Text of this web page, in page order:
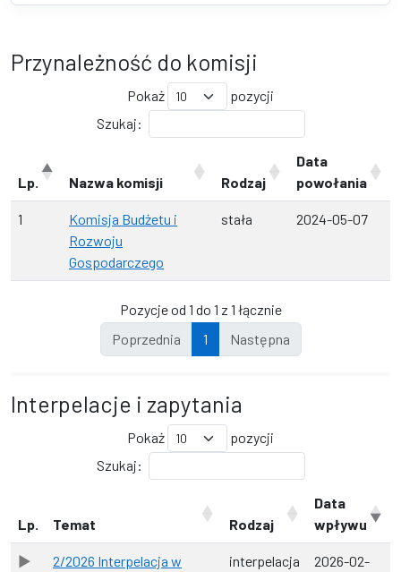
Przynależność do komisji
Pokaż
pozycji
Szukaj:
Lp. Nazwa komisji Rodzaj
Data
powołania
1
Komisja Budżetu i
Rozwoju
Gospodarczego
stała 2024-05-07
Pozycje od 1 do 1 z 1 łącznie
Poprzednia
1 Następna
Interpelacje i zapytania
Pokaż
pozycji
Szukaj:
Lp. Temat Rodzaj
Data
wpływu
2/2026 Interpelacja w
interpelacja
2026-02-